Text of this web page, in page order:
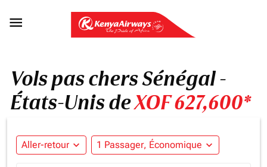

Vols pas chers Sénégal -
États-Unis deXOF 627,600*
Aller-retour expand_more 1 Passager, Économique expand_more